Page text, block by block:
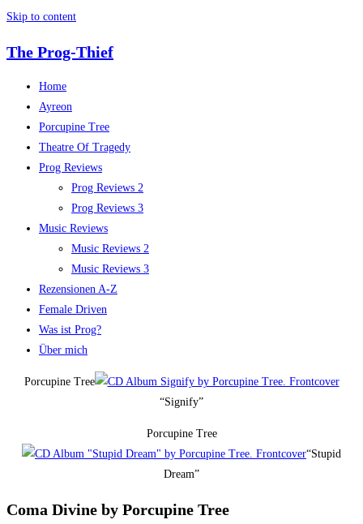
Skip to content
The Prog-Thief
Home
Ayreon
Porcupine Tree
Theatre Of Tragedy
Prog Reviews
Prog Reviews 2
Prog Reviews 3
Music Reviews
Music Reviews 2
Music Reviews 3
Rezensionen A-Z
Female Driven
Was ist Prog?
Über mich
Porcupine Tree
“Signify”
Porcupine Tree
“Stupid
Dream”
Coma Divine by Porcupine Tree